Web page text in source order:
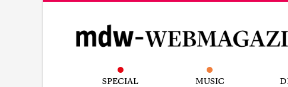
SPECIAL MUSIC